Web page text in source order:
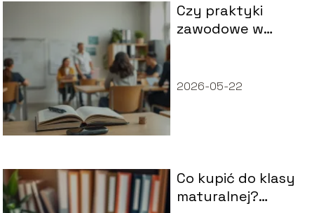
Czy praktyki
zawodowe w
2026-05-22
Co kupić do klasy
maturalnej?